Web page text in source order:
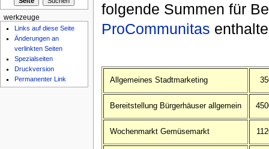
folgende Summen für
ProCommunitas
Allgemeines Stadtmarketing
Bereitstellung Bürgerhäuser allgemein
Wochenmarkt Gemüsemarkt
werkzeuge
Links auf diese Seite
Änderungen an
verlinkten Seiten
Spezialseiten
Druckversion
Permanenter Link